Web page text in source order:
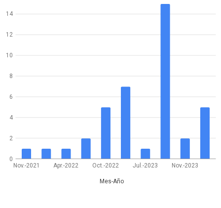
Nov.-2021 Apr.-2022 Oct.-2022 Jul.-2023 Nov.-2023
Mes-Año
0
2
4
6
8
10
12
14